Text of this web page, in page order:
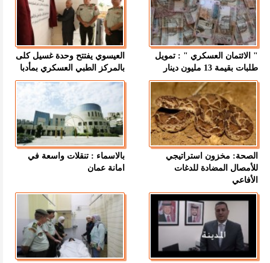
" الائتمان العسكري " : تمويل
طلبات بقيمة 13 مليون دينار
العيسوي يفتتح وحدة غسيل كلى
بالمركز الطبي العسكري بمأدبا
الصحة: مخزون استراتيجي
للأمصال المضادة للدغات
الأفاعي
بالاسماء : تنقلات واسعة في
امانة عمان